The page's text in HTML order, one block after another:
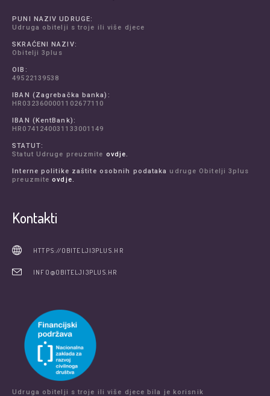
PUNI NAZIV UDRUGE:
Udruga obitelji s troje ili više djece
SKRAĆENI NAZIV:
Obitelji 3plus
OIB:
49522139538
IBAN (Zagrebačka banka):
HR0323600001102677110
IBAN (KentBank):
HR0741240031133001149
STATUT:
Statut Udruge preuzmite ovdje.
Interne politike zaštite osobnih podataka udruge Obitelji 3plus
preuzmiteovdje.
Kontakti
HTTPS://OBITELJI3PLUS.HR
INFO@OBITELJI3PLUS.HR
Udruga obitelji s troje ili više djece bila je korisnik